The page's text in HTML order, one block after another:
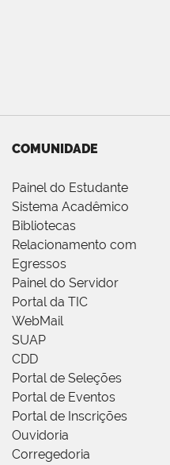
COMUNIDADE
Painel do Estudante
Sistema Acadêmico
Bibliotecas
Relacionamento com
Egressos
Painel do Servidor
Portal da TIC
WebMail
SUAP
CDD
Portal de Seleções
Portal de Eventos
Portal de Inscrições
Ouvidoria
Corregedoria